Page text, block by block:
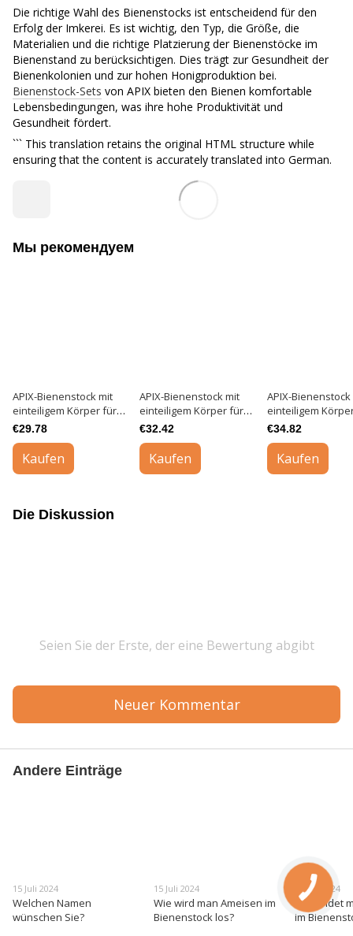
Die richtige Wahl des Bienenstocks ist entscheidend für den
Erfolg der Imkerei. Es ist wichtig, den Typ, die Größe, die
Materialien und die richtige Platzierung der Bienenstöcke im
Bienenstand zu berücksichtigen. Dies trägt zur Gesundheit der
Bienenkolonien und zur hohen Honigproduktion bei.
Bienenstock-Sets von APIX bieten den Bienen komfortable
Lebensbedingungen, was ihre hohe Produktivität und
Gesundheit fördert.
``` This translation retains the original HTML structure while
ensuring that the content is accurately translated into German.
Мы рекомендуем
APIX-Bienenstock mit
einteiligem Körper für 6
Rahmen 145 mm Basic
€29.78
Kaufen
APIX-Bienenstock mit
einteiligem Körper für 6
Rahmen 230 mm Basic
€32.42
Kaufen
APIX-Bienenstock
einteiligem
Rahmen 300 mm
€34.82
Kaufen
Die Diskussion
Seien Sie der Erste, der eine Bewertung abgibt
Neuer Kommentar
Andere Einträge
15 Juli 2024
Welchen Namen
wünschen Sie?
15 Juli 2024
Wie wird man Ameisen im
Bienenstock los?
15 Juli 2024
Wie findet
im